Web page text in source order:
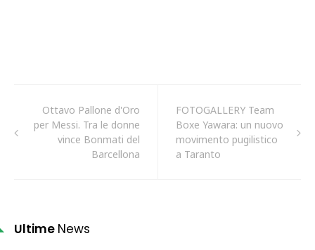
Ottavo Pallone d'Oro
per Messi. Tra le donne
vince Bonmati del
Barcellona
FOTOGALLERY Team
Boxe Yawara: un nuovo
movimento pugilistico
a Taranto
Ultime News